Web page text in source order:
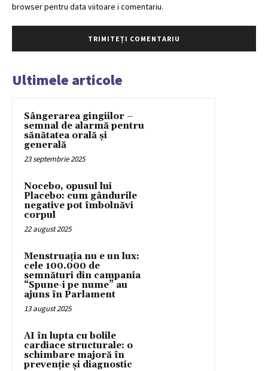
browser pentru data viitoare i comentariu.
Ultimele articole
Sângerarea gingiilor –
semnal de alarmă pentru
sănătatea orală și
generală
23 septembrie 2025
Nocebo, opusul lui
Placebo: cum gândurile
negative pot îmbolnăvi
corpul
22 august 2025
Menstruația nu e un lux:
cele 100.000 de
semnături din campania
“Spune-i pe nume” au
ajuns în Parlament
13 august 2025
AI în lupta cu bolile
cardiace structurale: o
schimbare majoră în
prevenție și diagnostic